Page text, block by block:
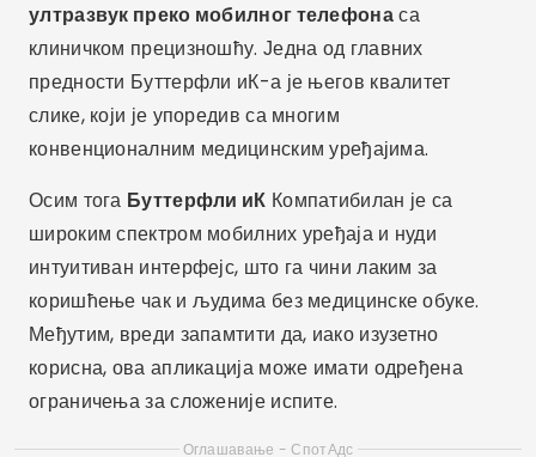
ултразвук преко мобилног телефонаса
клиничком прецизношћу. Једна од главних
предности Буттерфли иК-а је његов квалитет
слике, који је упоредив са многим
конвенционалним медицинским уређајима.
Осим тога Буттерфли иК Компатибилан је са
широким спектром мобилних уређаја и нуди
интуитиван интерфејс, што га чини лаким за
коришћење чак и људима без медицинске обуке.
Међутим, вреди запамтити да, иако изузетно
корисна, ова апликација може имати одређена
ограничења за сложеније испите.
Оглашавање - СпотАдс